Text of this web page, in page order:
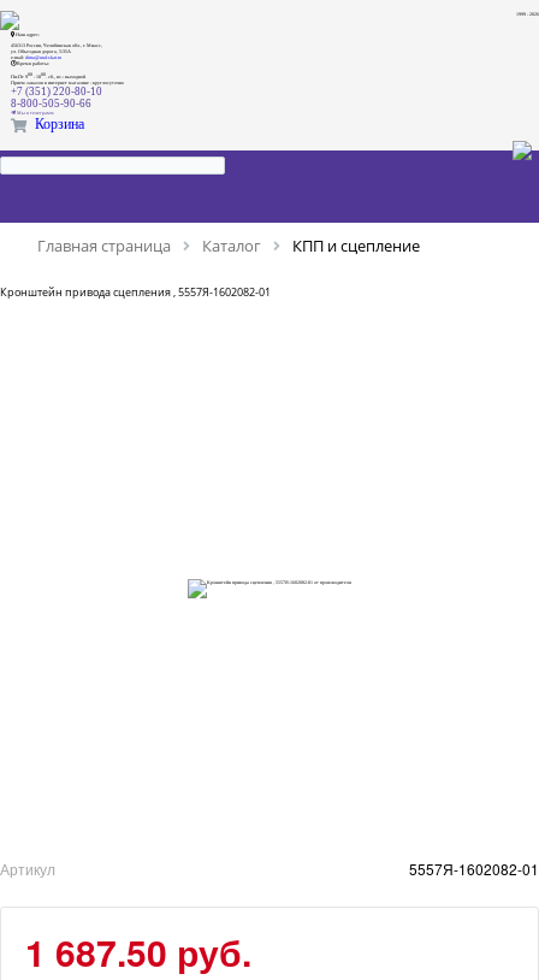
1999 - 2026
Наш адрес:
456313 Россия, Челябинская обл., г. Миасс,
ул. Объездная дорога, 5/35А
e-mail: dima@ural-skat.ru
Время работы:
Пн-Пт 900- 1800. сб., вс.: выходной
Прием заказов в интернет магазине - круглосуточно
+7 (351) 220-80-10
8-800-505-90-66
Мы в телеграмм
Корзина
Главная страница Каталог КПП и сцепление
Кронштейн привода сцепления , 5557Я-1602082-01
Артикул 5557Я-1602082-01
1 687.50 руб.